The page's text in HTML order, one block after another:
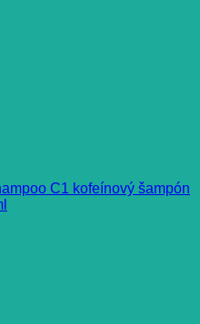
C1 kofeínový šampón